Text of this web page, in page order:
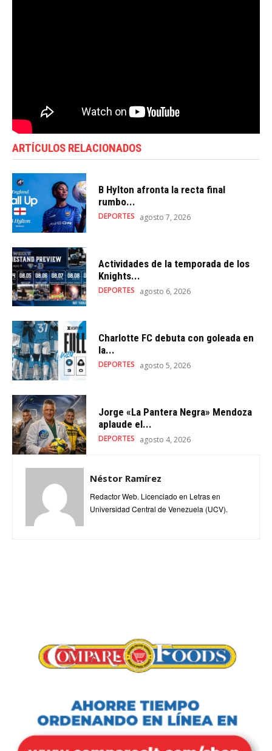
ARTÍCULOS RELACIONADOS
B Hylton afronta la recta final
rumbo...
DEPORTES agosto 7, 2026
Actividades de la temporada de los
Knights...
DEPORTES agosto 6, 2026
Charlotte FC debuta con goleada en
la...
DEPORTES agosto 5, 2026
Jorge «La Pantera Negra» Mendoza
aplaude el...
DEPORTES agosto 4, 2026
Néstor Ramírez
Redactor Web. Licenciado en Letras en
Universidad Central de Venezuela (UCV).